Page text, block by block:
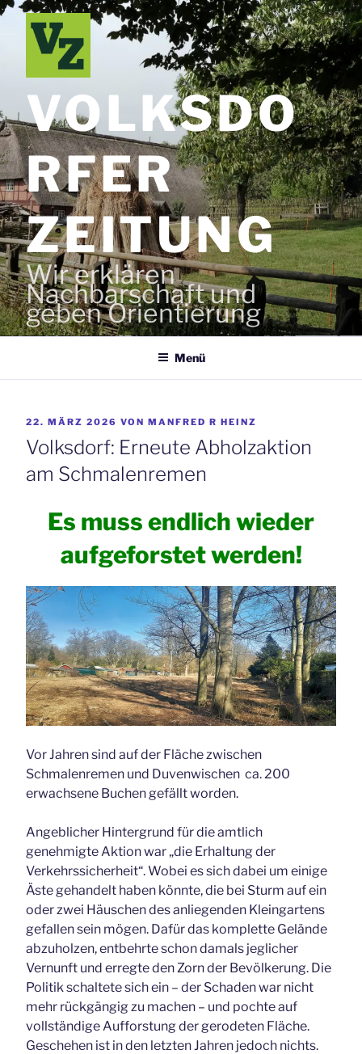
Zum
Inhalt
springen
VOLKSDO
RFER
ZEITUNG
Wir erklären
Nachbarschaft und
geben Orientierung
Menü
VERÖFFENTLICHT
AM
22. MÄRZ 2026 VON MANFRED R HEINZ
Volksdorf: Erneute Abholzaktion
am Schmalenremen
Es muss endlich wieder
aufgeforstet werden!
Vor Jahren sind auf der Fläche zwischen
Schmalenremen und Duvenwischen ca. 200
erwachsene Buchen gefällt worden.
Angeblicher Hintergrund für die amtlich
genehmigte Aktion war „die Erhaltung der
Verkehrssicherheit“. Wobei es sich dabei um einige
Äste gehandelt haben könnte, die bei Sturm auf ein
oder zwei Häuschen des anliegenden Kleingartens
gefallen sein mögen. Dafür das komplette Gelände
abzuholzen, entbehrte schon damals jeglicher
Vernunft und erregte den Zorn der Bevölkerung. Die
Politik schaltete sich ein – der Schaden war nicht
mehr rückgängig zu machen – und pochte auf
vollständige Aufforstung der gerodeten Fläche.
Geschehen ist in den letzten Jahren jedoch nichts.